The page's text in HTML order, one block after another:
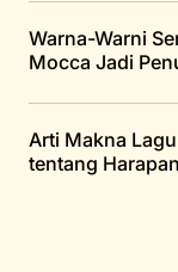
Warna-Warni
Mocca Jadi
Arti Makna
tentang